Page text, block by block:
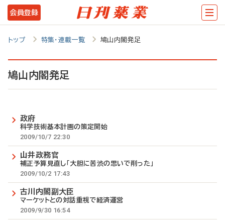
メ
イ
ン
テ
会員登録
トップ 特集・連載一覧 鳩山内閣発足
鳩山内閣発足
政府
科学技術基本計画の策定開始
2009/10/7 22:30
山井政務官
補正予算見直し「大胆に苦渋の思いで削った」
2009/10/2 17:43
古川内閣副大臣
マーケットとの対話重視で経済運営
2009/9/30 16:54